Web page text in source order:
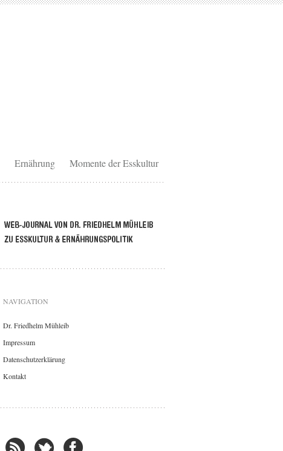
Ernährung Momente der Esskultur
NAVIGATION
Dr. Friedhelm Mühleib
Impressum
Datenschutzerklärung
Kontakt